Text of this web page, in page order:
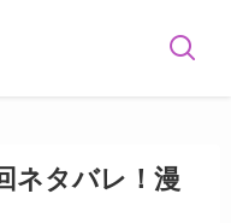
ネタバレ！漫